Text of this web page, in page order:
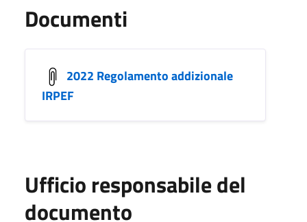
Documenti
2022 Regolamento addizionale
IRPEF
Ufficio responsabile del
documento